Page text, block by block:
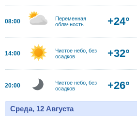
08:00
Переменная
облачность
+24°
14:00
Чистое небо, без
осадков
+32°
20:00
Чистое небо, без
осадков
+26°
Среда, 12 Августа